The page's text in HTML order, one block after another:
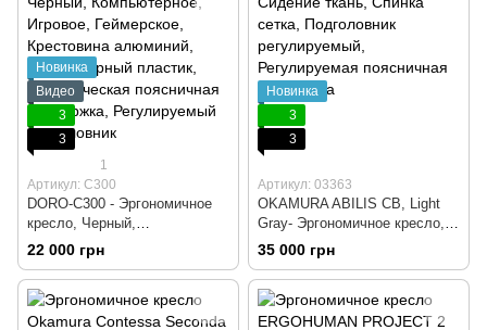
поддержка
Новинка
Видео
3
3
1
Артикул: C300
DORO-C300 - Эргономичное
кресло, Черный,
Компьютерное, Игровое,
Геймерское, Крестовина
алюминий, Сетка, Черный
пластик, Динамическая
поясничная поддержка,
22 000 грн
Новинка
3
3
Артикул: 03363
OKAMURA ABILIS CB, Light
Gray- Эргономичное кресло,
Компьютерное, Игровое,
Геймерское, Белый пластик,
Сидение ткань, Спинка cетка,
Крестовина алюминий,
Подголовник регулируемый
35 000 грн